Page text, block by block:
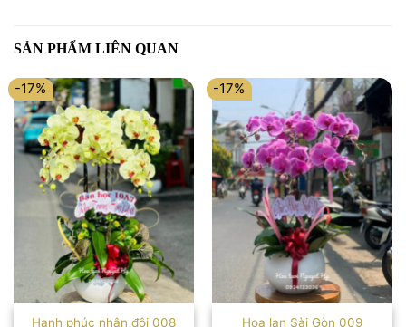
SẢN PHẨM LIÊN QUAN
-17%
Hạnh phúc nhân đôi 008
-17%
Hoa lan Sài Gòn 009